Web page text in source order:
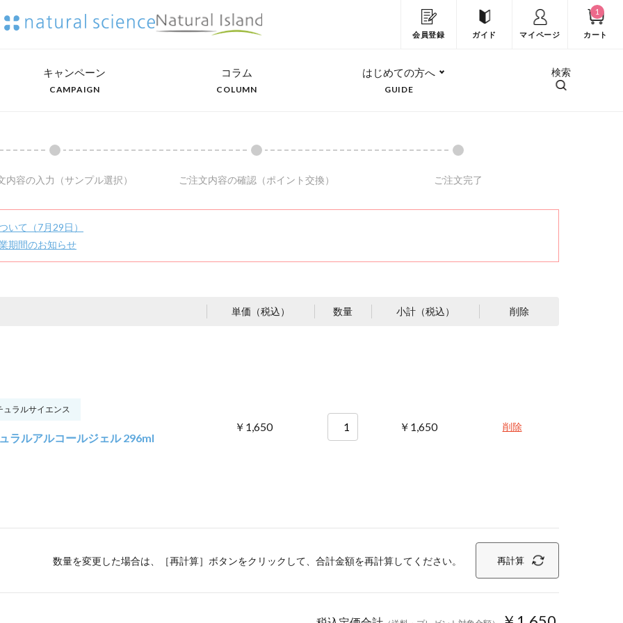
会員登録 ガイド マイページ
1
カート
キャンペーン
CAMPAIGN
コラム
COLUMN
はじめての方へ
GUIDE
検索
内容の入力 （サンプル選択） ご注文内容の確認 （ポイント交換） ご注文完了
いて（7月29日）
期間のお知らせ
単価（税込） 数量 小計（税込） 削除
ュラルサイエンス
ラルアルコールジェル 296ml
￥1,650 ￥1,650 削除
数量を変更した場合は、［再計算］ボタンをクリックして、合計金額を再計算してください。 再計算